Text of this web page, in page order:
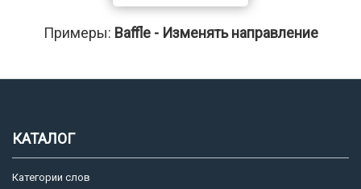
Примеры: Baffle - Изменять направление
КАТАЛОГ
Категории слов